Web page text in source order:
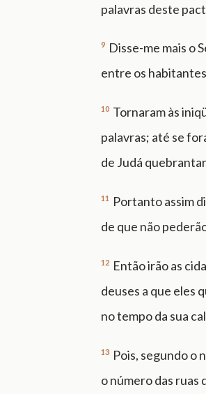
palavras deste
9 Disse-me mais o
entre os
10 Tornaram às
palavras; até se
de Judá
11
Portanto assim
de que não
12 Então irão as
deuses a que eles
no tempo da sua
13 Pois, segundo o
o número das ruas